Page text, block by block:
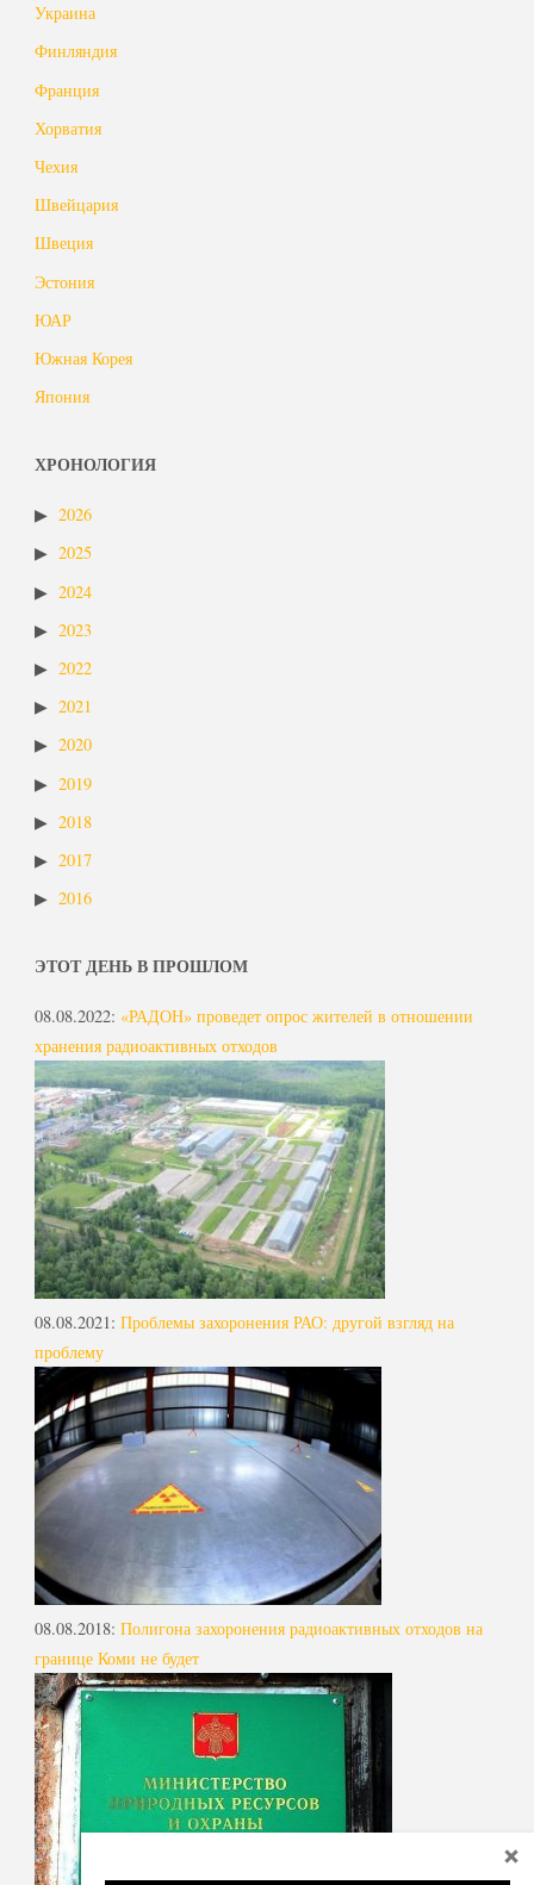
Украина
Финляндия
Франция
Хорватия
Чехия
Швейцария
Швеция
Эстония
ЮАР
Южная Корея
Япония
ХРОНОЛОГИЯ
2026
2025
2024
2023
2022
2021
2020
2019
2018
2017
2016
ЭТОТ ДЕНЬ В ПРОШЛОМ
08.08.2022: «РАДОН» проведет опрос жителей в отношении
хранения радиоактивных отходов
08.08.2021: Проблемы захоронения РАО: другой взгляд на
проблему
08.08.2018: Полигона захоронения радиоактивных отходов на
границе Коми не будет